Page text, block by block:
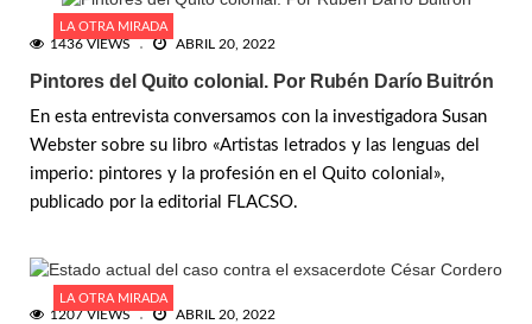
LA OTRA MIRADA
1436 VIEWS ABRIL 20, 2022
Pintores del Quito colonial. Por Rubén Darío Buitrón
En esta entrevista conversamos con la investigadora Susan
Webster sobre su libro «Artistas letrados y las lenguas del
imperio: pintores y la profesión en el Quito colonial»,
publicado por la editorial FLACSO.
LA OTRA MIRADA
1207 VIEWS ABRIL 20, 2022